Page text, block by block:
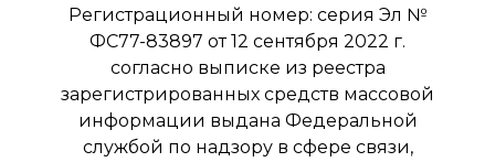
Регистрационный номер: серия Эл №
ФС77-83897 от 12 сентября 2022 г.
согласно выписке из реестра
зарегистрированных средств массовой
информации выдана Федеральной
службой по надзору в сфере связи,